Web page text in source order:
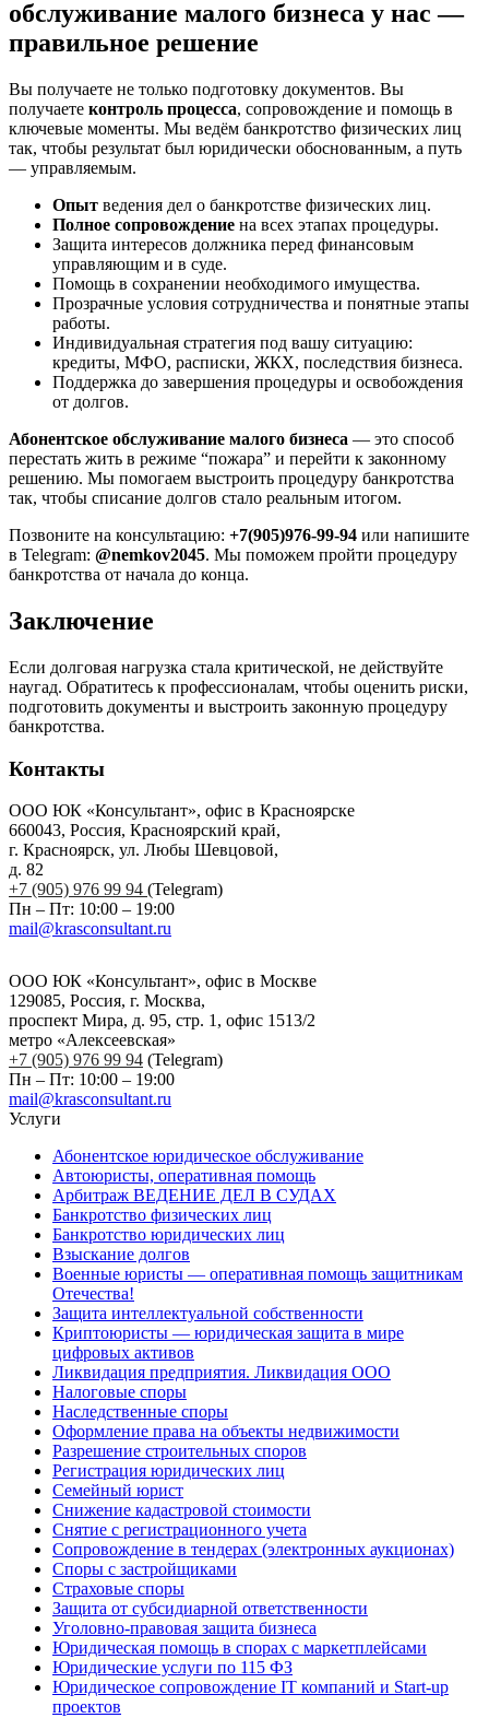
обслуживание малого бизнеса у нас —
правильное решение
Вы получаете не только подготовку документов. Вы
получаете контроль процесса, сопровождение и помощь в
ключевые моменты. Мы ведём банкротство физических лиц
так, чтобы результат был юридически обоснованным, а путь
— управляемым.
Опыт ведения дел о банкротстве физических лиц.
Полное сопровождение на всех этапах процедуры.
Защита интересов должника перед финансовым
управляющим и в суде.
Помощь в сохранении необходимого имущества.
Прозрачные условия сотрудничества и понятные этапы
работы.
Индивидуальная стратегия под вашу ситуацию:
кредиты, МФО, расписки, ЖКХ, последствия бизнеса.
Поддержка до завершения процедуры и освобождения
от долгов.
Абонентское обслуживание малого бизнеса — это способ
перестать жить в режиме “пожара” и перейти к законному
решению. Мы помогаем выстроить процедуру банкротства
так, чтобы списание долгов стало реальным итогом.
Позвоните на консультацию: +7(905)976-99-94 или напишите
в Telegram: @nemkov2045. Мы поможем пройти процедуру
банкротства от начала до конца.
Заключение
Если долговая нагрузка стала критической, не действуйте
наугад. Обратитесь к профессионалам, чтобы оценить риски,
подготовить документы и выстроить законную процедуру
банкротства.
Контакты
ООО ЮК «Консультант», офис в Красноярске
660043, Россия, Красноярский край,
г. Красноярск, ул. Любы Шевцовой,
д. 82
+7 (905) 976 99 94 (Telegram)
Пн – Пт: 10:00 – 19:00
mail@krasconsultant.ru
ООО ЮК «Консультант», офис в Москве
129085, Россия, г. Москва,
проспект Мира, д. 95, стр. 1, офис 1513/2
метро «Алексеевская»
+7 (905) 976 99 94 (Telegram)
Пн – Пт: 10:00 – 19:00
mail@krasconsultant.ru
Услуги
Абонентское юридическое обслуживание
Автоюристы, оперативная помощь
Арбитраж ВЕДЕНИЕ ДЕЛ В СУДАХ
Банкротство физических лиц
Банкротство юридических лиц
Взыскание долгов
Военные юристы — оперативная помощь защитникам
Отечества!
Защита интеллектуальной собственности
Криптоюристы — юридическая защита в мире
цифровых активов
Ликвидация предприятия. Ликвидация ООО
Налоговые споры
Наследственные споры
Оформление права на объекты недвижимости
Разрешение строительных споров
Регистрация юридических лиц
Семейный юрист
Снижение кадастровой стоимости
Снятие с регистрационного учета
Сопровождение в тендерах (электронных аукционах)
Споры с застройщиками
Страховые споры
Защита от субсидиарной ответственности
Уголовно-правовая защита бизнеса
Юридическая помощь в спорах с маркетплейсами
Юридические услуги по 115 ФЗ
Юридическое сопровождение IT компаний и Start-up
проектов